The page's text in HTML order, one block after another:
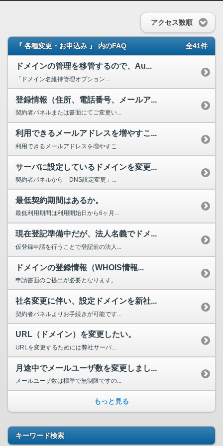
アクセス数順
『 各種変更・お申込み 』 内のFAQ 全41件
ドメインの管理を移管するので、Au...
「ドメイン名維持管理オプション...
登録情報（住所、電話番号、メールア...
契約者パネルまたは書面にてご変更い...
利用できるメールアドレスを増やすこ...
利用できるメールアドレスを増やすこ...
サーバに設定しているドメインを変更...
契約者パネルから「DNS設定変更」...
最低契約期間はあるか。
最低利用期間は利用開始日から6ヶ月...
現在登記準備中だが、法人名義でドメ...
仮登録申請を行うことで登記前の法人...
ドメインの登録情報（WHOIS情報...
申請書面のご提出が必要となります。...
社名変更に伴い、設定ドメインを新社...
契約者パネルよりお手続きが可能です...
URL（ドメイン）を変更したい。
URLを変更するためには弊社サーバ...
月途中でメールユーザ数を変更しまし...
メールユーザ数は標準で無制限ですの...
もっと見る
キーワード検索